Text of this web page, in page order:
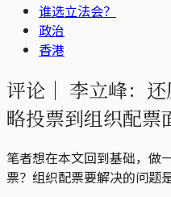
谁选立法会？
政治
香港
评论｜ 李立峰：
略投票到组织配票
笔者想在本文回到基础，做
票？组织配票要解决的问题